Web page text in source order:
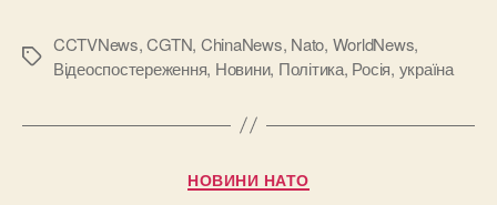
Позначки
CCTVNews,CGTN, ChinaNews, Nato, WorldNews,
Відеоспостереження, Новини, Політика, Росія, україна
Категорії
НОВИНИ НАТО